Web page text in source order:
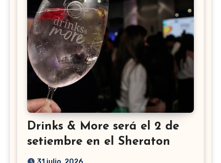
Drinks & More será el 2 de
setiembre en el Sheraton